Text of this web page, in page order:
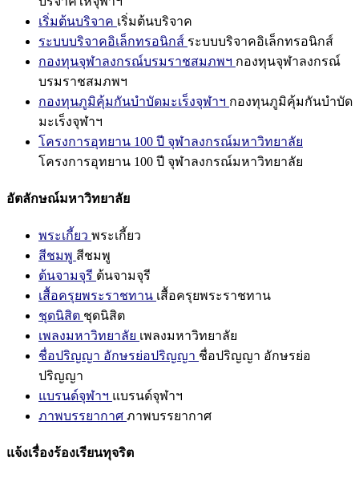
เริ่มต้นบริจาค เริ่มต้นบริจาค
ระบบบริจาคอิเล็กทรอนิกส์ ระบบบริจาคอิเล็กทรอนิกส์
กองทุนจุฬาลงกรณ์บรมราชสมภพฯ กองทุนจุฬาลงกรณ์
บรมราชสมภพฯ
กองทุนภูมิคุ้มกันบำบัดมะเร็งจุฬาฯ กองทุนภูมิคุ้มกันบำบัด
มะเร็งจุฬาฯ
โครงการอุทยาน 100 ปี จุฬาลงกรณ์มหาวิทยาลัย
โครงการอุทยาน 100 ปี จุฬาลงกรณ์มหาวิทยาลัย
อัตลักษณ์มหาวิทยาลัย
พระเกี้ยว พระเกี้ยว
สีชมพู สีชมพู
ต้นจามจุรี ต้นจามจุรี
เสื้อครุยพระราชทาน เสื้อครุยพระราชทาน
ชุดนิสิต ชุดนิสิต
เพลงมหาวิทยาลัย เพลงมหาวิทยาลัย
ชื่อปริญญา อักษรย่อปริญญา ชื่อปริญญา อักษรย่อ
ปริญญา
แบรนด์จุฬาฯ แบรนด์จุฬาฯ
ภาพบรรยากาศ ภาพบรรยากาศ
แจ้งเรื่องร้องเรียนทุจริต